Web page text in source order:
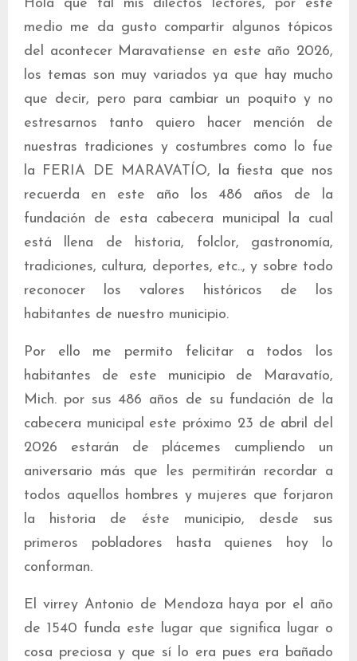
Hola que tal mis dilectos lectores, por este
medio me da gusto compartir algunos tópicos
del acontecer Maravatiense en este año 2026,
los temas son muy variados ya que hay mucho
que decir, pero para cambiar un poquito y no
estresarnos tanto quiero hacer mención de
nuestras tradiciones y costumbres como lo fue
la FERIA DE MARAVATÍO, la fiesta que nos
recuerda en este año los 486 años de la
fundación de esta cabecera municipal la cual
está llena de historia, folclor, gastronomía,
tradiciones, cultura, deportes, etc.., y sobre todo
reconocer los valores históricos de los
habitantes de nuestro municipio.
Por ello me permito felicitar a todos los
habitantes de este municipio de Maravatío,
Mich. por sus 486 años de su fundación de la
cabecera municipal este próximo 23 de abril del
2026 estarán de plácemes cumpliendo un
aniversario más que les permitirán recordar a
todos aquellos hombres y mujeres que forjaron
la historia de éste municipio, desde sus
primeros pobladores hasta quienes hoy lo
conforman.
El virrey Antonio de Mendoza haya por el año
de 1540 funda este lugar que significa lugar o
cosa preciosa y que sí lo era pues era bañado